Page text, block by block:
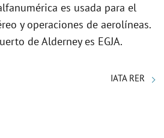
es usada para el
y operaciones de aerolíneas.
de Alderney es EGJA.
IATA RER